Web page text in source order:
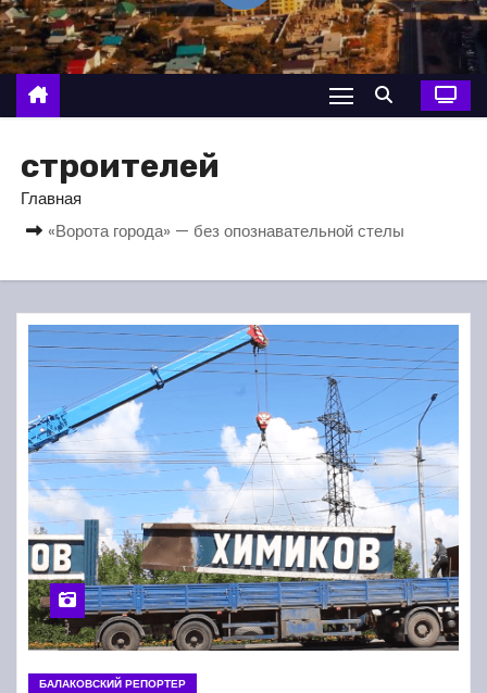
о
м
у
строителей
Главная
«Ворота города» — без опознавательной стелы
БАЛАКОВСКИЙ РЕПОРТЕР